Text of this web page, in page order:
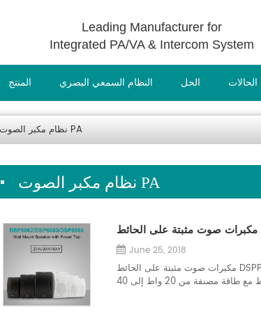
Leading Manufacturer for
Integrated PA/VA & Intercom System
المنتج النظام السمعي البصري الحل الحالات
نظام مكبر الصوت PA
نظام مكبر الصوت PA
June 25, 2018
مكبرات صوت مثبتة على الحائط DSPPA مكبرات صوت مثبتة على الحائط تغطي مكبر الصوت السلبي ومكبر ال